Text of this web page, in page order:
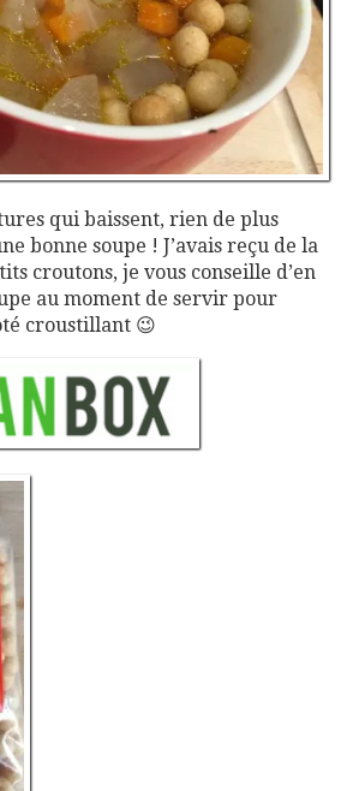
qui baissent, rien de plus
bonne soupe ! J’avais reçu de la
croutons, je vous conseille d’en
au moment de servir pour
croustillant 😉